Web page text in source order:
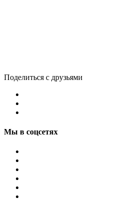
Поделиться с друзьями
Мы в соцсетях